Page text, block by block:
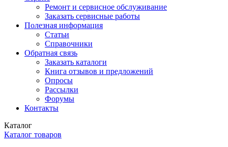
Ремонт и сервисное обслуживание
Заказать сервисные работы
Полезная информация
Статьи
Справочники
Обратная связь
Заказать каталоги
Книга отзывов и предложений
Опросы
Рассылки
Форумы
Контакты
Каталог
Каталог товаров